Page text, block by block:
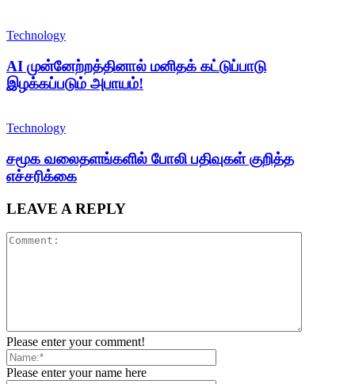
Technology
AI முன்னேற்றத்தினால் மனிதக் கட்டுப்பாடு
இழக்கப்படும் அபாயம்!
Technology
சமூக வலைதளங்களில் போலி பதிவுகள் குறித்த
எச்சரிக்கை
LEAVE A REPLY
Please enter your comment!
Please enter your name here